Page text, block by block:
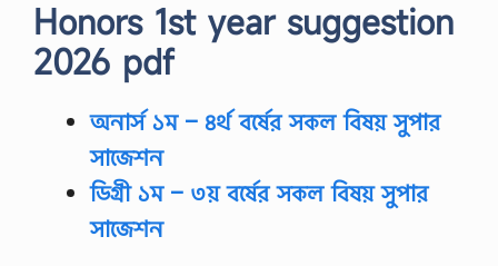
ণী
Honors 1st year suggestion
2026 pdf
অনার্স ১ম – ৪র্থ বর্ষের সকল বিষয় সুপার
সাজেশন
ডিগ্রী ১ম – ৩য়বর্ষের সকল বিষয় সুপার
সাজেশন